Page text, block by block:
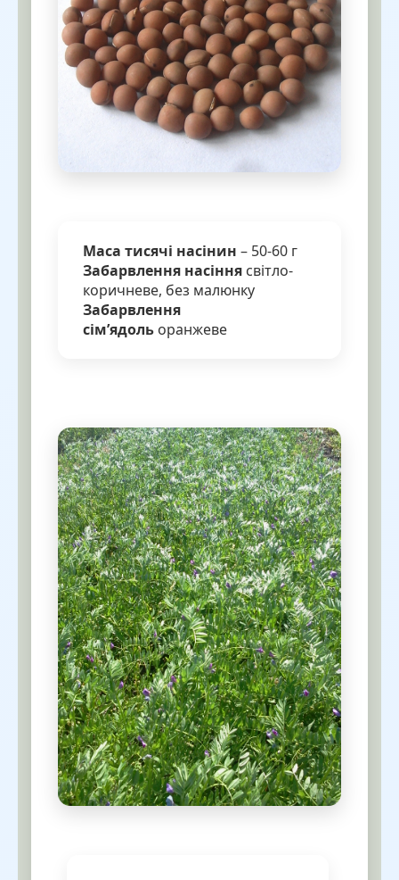
Маса тисячі насінин – 50-60 г
Забарвлення насіння світло-
коричневе, без малюнку
Забарвлення
сім’ядоль оранжеве